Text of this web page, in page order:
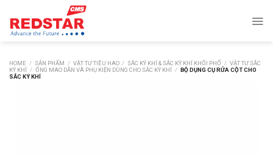
content
HOME / SẢN PHẨM / VẬT TƯ TIÊU HAO / SẮC KÝ KHÍ & SẮC KÝ KHÍ KHỐI PHỔ / VẬT TƯ SẮC
KÝ KHÍ / ỐNG MAO DẪN VÀ PHỤ KIỆN DÙNG CHO SẮC KÝ KHÍ / BỘ DỤNG CỤ RỬA CỘT CHO
SẮC KÝ KHÍ